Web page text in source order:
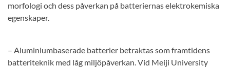
morfologi och dess påverkan på batteriernas elektrokemiska
egenskaper.
– Aluminiumbaserade batterier betraktas som framtidens
batteriteknik med låg miljöpåverkan. Vid Meiji University